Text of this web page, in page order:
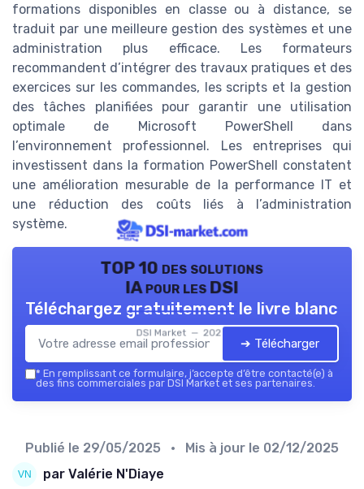
formations disponibles en classe ou à distance, se
traduit par une meilleure gestion des systèmes et une
administration plus efficace. Les formateurs
recommandent d’intégrer des travaux pratiques et des
exercices sur les commandes, les scripts et la gestion
des tâches planifiées pour garantir une utilisation
optimale de Microsoft PowerShell dans
l’environnement professionnel. Les entreprises qui
investissent dans la formation PowerShell constatent
une amélioration mesurable de la performance IT et
une réduction des coûts liés à l’administration
système.
TOP 10 des solutions
IA pour les DSI
DSI Market — 2026
Téléchargez gratuitement le livre blanc
➔ Télécharger
* En remplissant ce formulaire, j’accepte d’être contacté(e) à
des fins commerciales par DSI Market et ses partenaires.
Publié le 29/05/2025 • Mis à jour le 02/12/2025
par Valérie N'Diaye